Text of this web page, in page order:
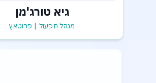
,בכבוד רב
גיא תורג'מן-מנהל תפעול
גיא טורג'מן
מנהל תפעול | פרוטאץ